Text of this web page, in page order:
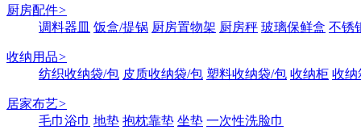
厨房配件>
调料器皿 饭盒/提锅 厨房置物架 厨房秤 玻璃保鲜盒 不锈
收纳用品>
纺织收纳袋/包 皮质收纳袋/包 塑料收纳袋/包 收纳柜 收纳
居家布艺>
毛巾浴巾 地垫 抱枕靠垫 坐垫 一次性洗脸巾